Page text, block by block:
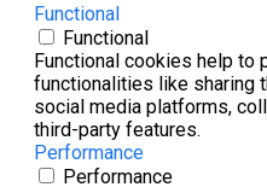
Functional
Functional
Functional cookies help to
functionalities like sharing
social media platforms,
third-party features.
Performance
Performance